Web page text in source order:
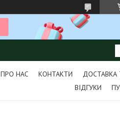
ПРО НАС КОНТАКТИ ДОСТАВКА
ВІДГУКИ